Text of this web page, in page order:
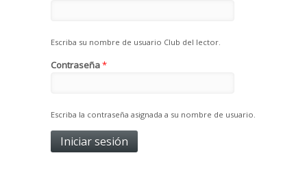
Escriba su nombre de usuario Club del lector.
Contraseña*
Escriba la contraseña asignada a su nombre de usuario.